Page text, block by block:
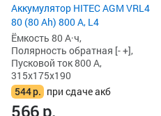
Аккумулятор HITEC AGM VRL4
80 (80 Ah) 800 А, L4
Ёмкость 80 А·ч,
Полярность обратная [- +],
Пусковой ток 800 А,
315x175x190
544р. при сдаче акб
566р.